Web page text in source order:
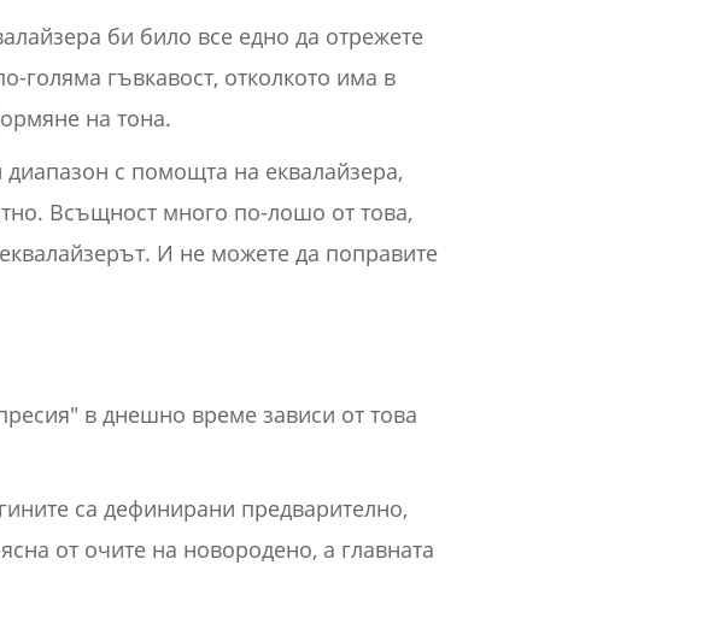
би било все едно да отрежете
голяма гъвкавост, отколкото има в
на тона.
диапазон с помощта на еквалайзера,
Всъщност много по-лошо от това,
И не можете да поправите
в днешно време зависи от това
са дефинирани предварително,
от очите на новородено, а главната